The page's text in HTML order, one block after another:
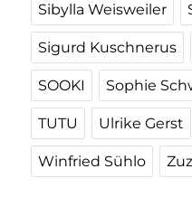
Sibylla Weisweiler
Sigurd Kuschnerus
SOOKI Sophie
TUTU Ulrike Gerst
Winfried Sühlo